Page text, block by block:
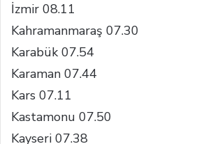
İzmir 08.11
Kahramanmaraş 07.30
Karabük 07.54
Karaman 07.44
Kars 07.11
Kastamonu 07.50
Kayseri 07.38